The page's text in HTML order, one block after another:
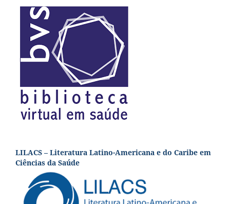
LILACS – Literatura Latino-Americana e do Caribe em
Ciências da Saúde